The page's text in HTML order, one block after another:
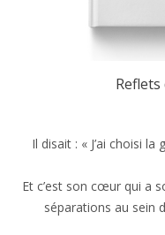
Reflets
Il disait : « J’ai choisi
Et c’est son cœur qui a
séparations au sein